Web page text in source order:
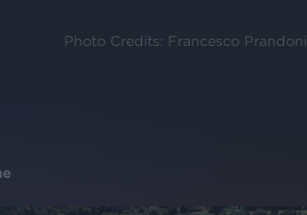
Photo Credits: Francesco Prandoni